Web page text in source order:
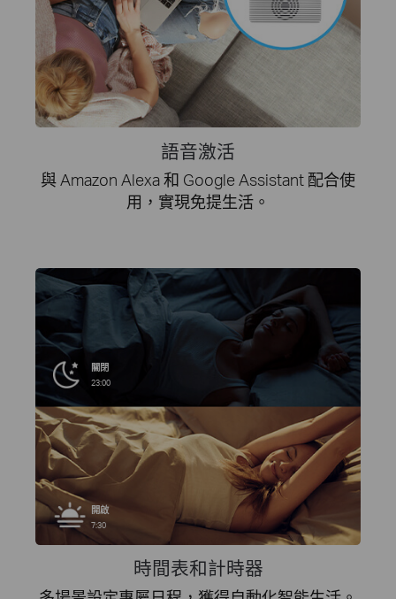
語音激活
與 Amazon Alexa 和 Google Assistant 配合使
用，實現免提生活。
23:00
關閉
7:30
開啟
時間表和計時器